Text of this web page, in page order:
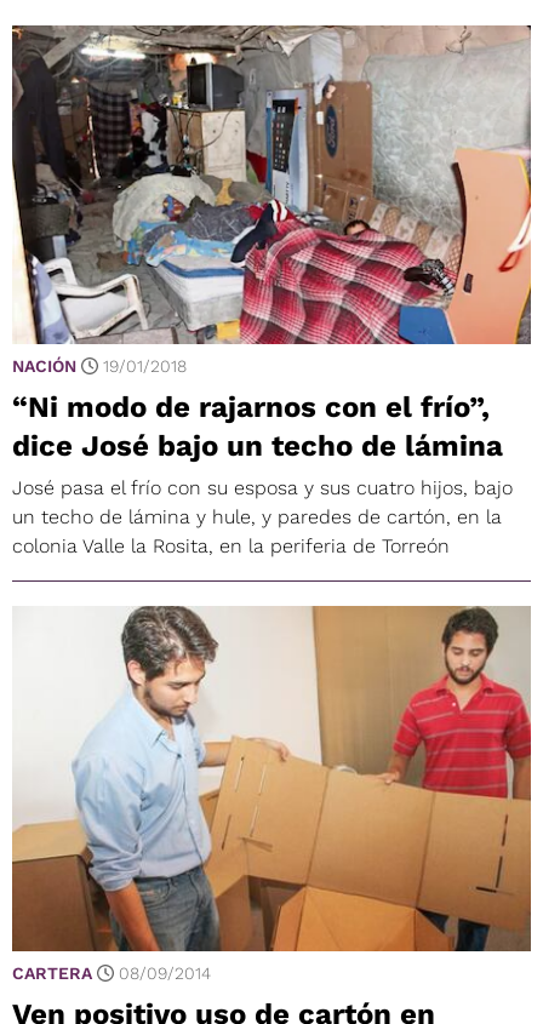
NACIÓN 19/01/2018
“Ni modo de rajarnos con el frío”,
dice José bajo un techo de lámina
José pasa el frío con su esposa y sus cuatro hijos, bajo
un techo de lámina y hule, y paredes de cartón, en la
colonia Valle la Rosita, en la periferia de Torreón
CARTERA 08/09/2014
Ven positivo uso de cartón en